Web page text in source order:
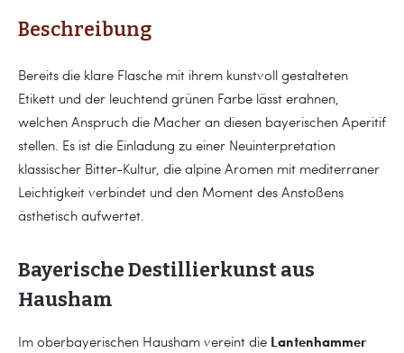
Beschreibung
Bereits die klare Flasche mit ihrem kunstvoll gestalteten
Etikett und der leuchtend grünen Farbe lässt erahnen,
welchen Anspruch die Macher an diesen bayerischen Aperitif
stellen. Es ist die Einladung zu einer Neuinterpretation
klassischer Bitter-Kultur, die alpine Aromen mit mediterraner
Leichtigkeit verbindet und den Moment des Anstoßens
ästhetisch aufwertet.
Bayerische Destillierkunst aus
Hausham
Im oberbayerischen Hausham vereint die Lantenhammer